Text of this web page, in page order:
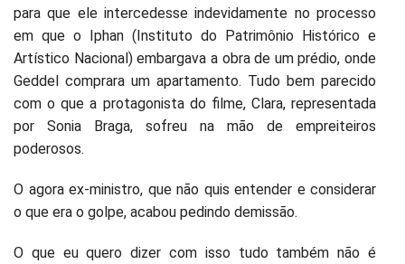
para que ele intercedesse indevidamente no processo
em que o Iphan (Instituto do Patrimônio Histórico e
Artístico Nacional) embargava a obra de um prédio, onde
Geddel comprara um apartamento. Tudo bem parecido
com o que a protagonista do filme, Clara, representada
por Sonia Braga, sofreu na mão de empreiteiros
poderosos.
O agora ex-ministro, que não quis entender e considerar
o que era o golpe, acabou pedindo demissão.
O que eu quero dizer com isso tudo também não é